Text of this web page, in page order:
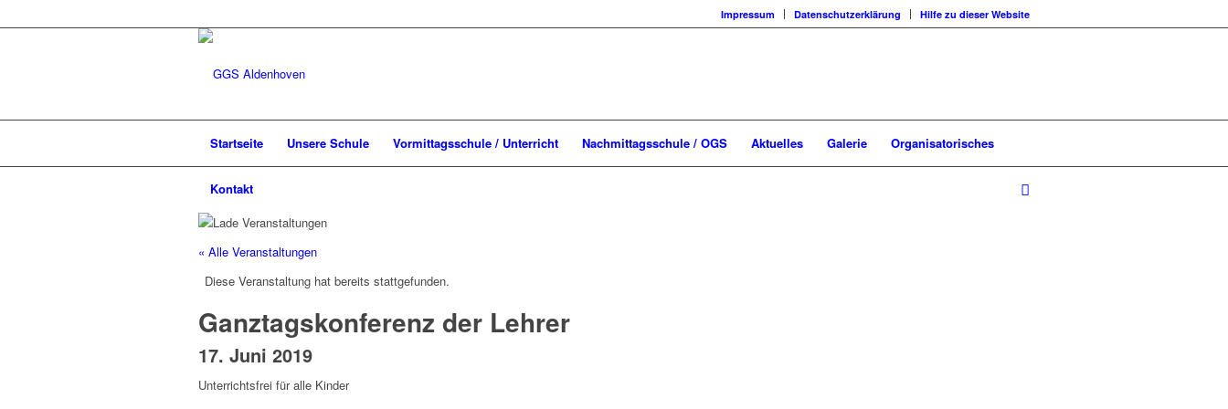
Impressum Datenschutzerklärung Hilfe zu dieser Website
Startseite Unsere Schule Vormittagsschule / Unterricht Nachmittagsschule / OGS Aktuelles Galerie Organisatorisches
Kontakt
« Alle Veranstaltungen
Diese Veranstaltung hat bereits stattgefunden.
Ganztagskonferenz der Lehrer
17. Juni 2019
Unterrichtsfrei für alle Kinder